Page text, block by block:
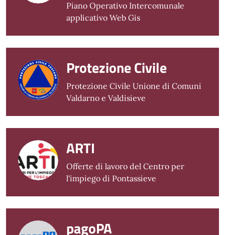
Piano Operativo Intercomunale
applicativo Web Gis
Protezione Civile
Protezione Civile Unione di Comuni
Valdarno e Valdisieve
ARTI
Offerte di lavoro del Centro per
l'impiego di Pontassieve
pagoPA